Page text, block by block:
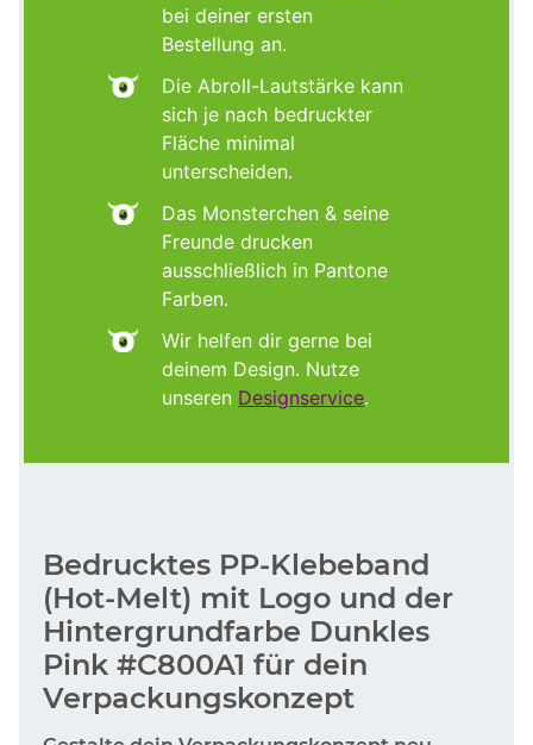
bei deiner ersten
Bestellung an.
Die Abroll-Lautstärke kann
sich je nach bedruckter
Fläche minimal
unterscheiden.
Das Monsterchen & seine
Freunde drucken
ausschließlich in Pantone
Farben.
Wir helfen dir gerne bei
deinem Design. Nutze
unseren Designservice.
Bedrucktes PP-Klebeband
(Hot-Melt) mit Logo und der
Hintergrundfarbe Dunkles
Pink #C800A1 für dein
Verpackungskonzept